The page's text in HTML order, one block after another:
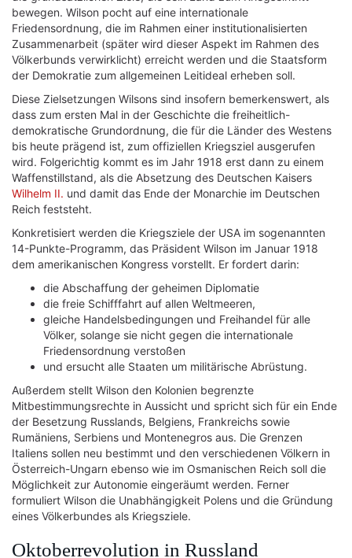
bewegen. Wilson pocht auf eine internationale
Friedensordnung, die im Rahmen einer institutionalisierten
Zusammenarbeit (später wird dieser Aspekt im Rahmen des
Völkerbunds verwirklicht) erreicht werden und die Staatsform
der Demokratie zum allgemeinen Leitideal erheben soll.
Diese Zielsetzungen Wilsons sind insofern bemerkenswert, als
dass zum ersten Mal in der Geschichte die freiheitlich-
demokratische Grundordnung, die für die Länder des Westens
bis heute prägend ist, zum offiziellen Kriegsziel ausgerufen
wird. Folgerichtig kommt es im Jahr 1918 erst dann zu einem
Waffenstillstand, als die Absetzung des Deutschen Kaisers
Wilhelm II. und damit das Ende der Monarchie im Deutschen
Reich feststeht.
Konkretisiert werden die Kriegsziele der USA im sogenannten
14-Punkte-Programm, das Präsident Wilson im Januar 1918
dem amerikanischen Kongress vorstellt. Er fordert darin:
die Abschaffung der geheimen Diplomatie
die freie Schifffahrt auf allen Weltmeeren,
gleiche Handelsbedingungen und Freihandel für alle
Völker, solange sie nicht gegen die internationale
Friedensordnung verstoßen
und ersucht alle Staaten um militärische Abrüstung.
Außerdem stellt Wilson den Kolonien begrenzte
Mitbestimmungsrechte in Aussicht und spricht sich für ein Ende
der Besetzung Russlands, Belgiens, Frankreichs sowie
Rumäniens, Serbiens und Montenegros aus. Die Grenzen
Italiens sollen neu bestimmt und den verschiedenen Völkern in
Österreich-Ungarn ebenso wie im Osmanischen Reich soll die
Möglichkeit zur Autonomie eingeräumt werden. Ferner
formuliert Wilson die Unabhängigkeit Polens und die Gründung
eines Völkerbundes als Kriegsziele.
Oktoberrevolution in Russland